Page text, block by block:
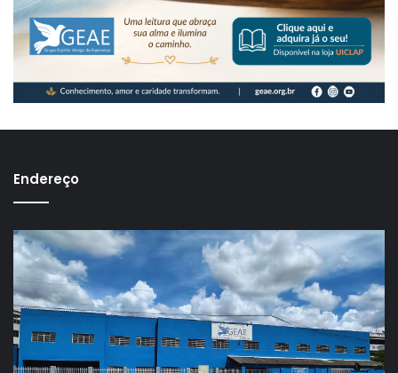
Endereço